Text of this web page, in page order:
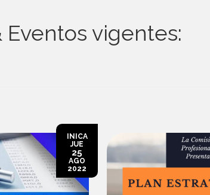
Eventos vigentes:
INICA
JUE
25
AGO
2022